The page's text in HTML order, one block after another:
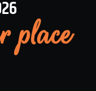
place